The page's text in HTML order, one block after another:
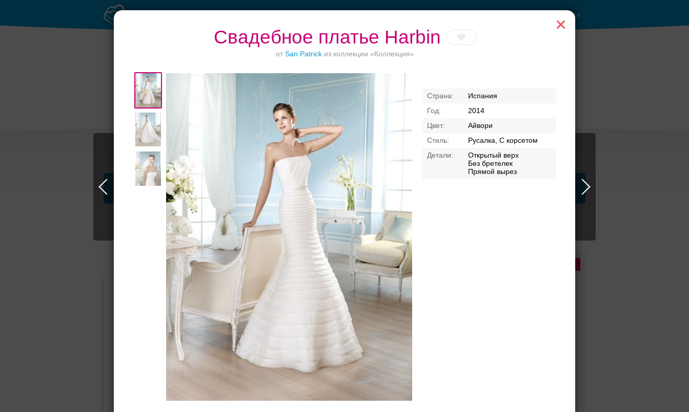
Свадебное платье Harbin
от San Patrick из коллекции «Коллекция»
Испания
2014
Айвори
Русалка, С корсетом
Открытый верх
Без бретелек
Прямой вырез
Войти
Выбери своё платье
Банкетные залы до
верандами
Петергофе
Профессионалы и услуги Свадебные платья Банкет Транспорт
Свадьба в Петербурге Свадебные платья
Подбор свадебного платья
По стилю
Прямое Принцесса Бальное